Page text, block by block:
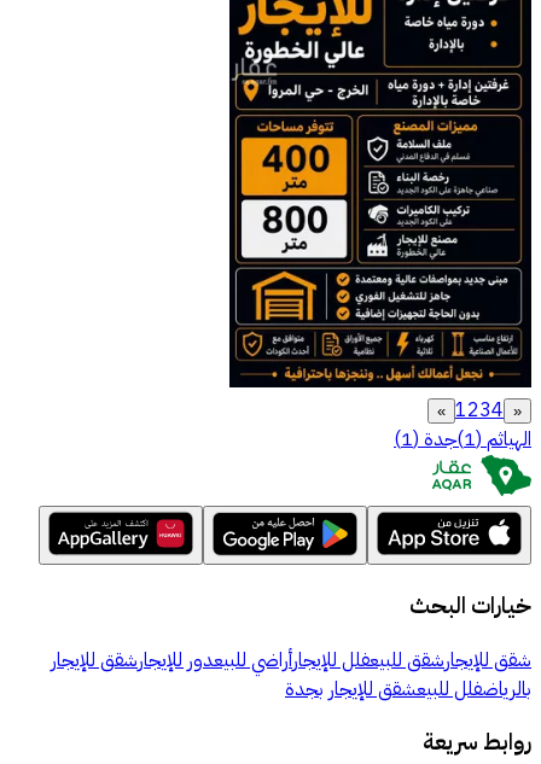
«
1234
»
الهياثم(
1
)جدة(
1
)
خيارات البحث
شقق للإيجارشقق للبيعفلل للإيجارأراضي للبيعدور للإيجارشقق للإيجار
بالرياضفلل للبيعشقق للإيجار بجدة
روابط سريعة